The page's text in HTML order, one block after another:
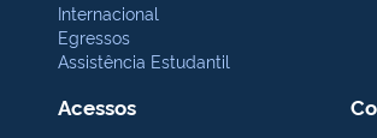
Internacional
Egressos
Assistência Estudantil
Acessos